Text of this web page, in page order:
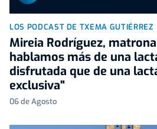
LOS PODCAST DE TXEMA GUTIÉRREZ
Mireia Rodríguez,
hablamos más de una
disfrutada que de una
exclusiva"
06 de Agosto